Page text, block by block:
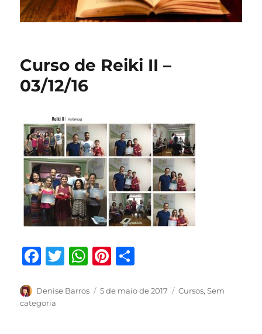
Curso de Reiki II –
03/12/16
F
c
e
T
it
W
at
Pi
te a
Autor
Denise Barros
Publicado
5 de maio de 2017 Categorias
Cursos,Sem
categoria